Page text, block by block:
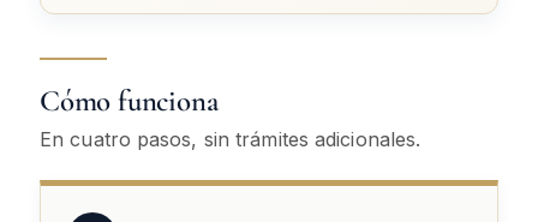
Cómo funciona
En cuatro pasos, sin trámites adicionales.